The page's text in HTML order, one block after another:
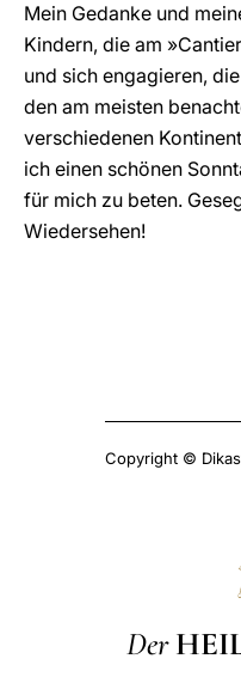
Mein Gedanke und
Kindern, die am
und sich engagieren,
den am meisten
verschiedenen
ich einen schönen
für mich zu beten.
Wiedersehen!
Copyright ©
Der